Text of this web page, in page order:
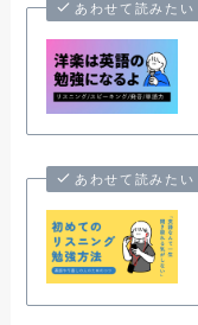
あわせて読みたい
あわせて読みたい